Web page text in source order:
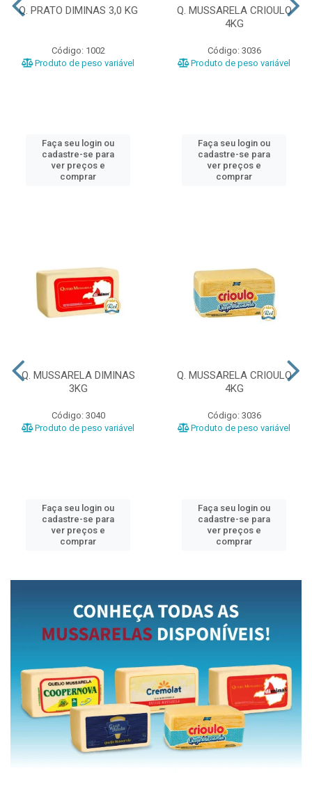
Q. PRATO DIMINAS 3,0 KG
Código: 1002
Produto de peso variável
Faça seu login ou
cadastre-se para
ver preços e
comprar
Q. MUSSARELA CRIOULO
4KG
Código: 3036
Produto de peso variável
Faça seu login ou
cadastre-se para
ver preços e
comprar
Q. MUSSARELA DIMINAS
3KG
Código: 3040
Produto de peso variável
Faça seu login ou
cadastre-se para
ver preços e
comprar
Q. MUSSARELA CRIOULO
4KG
Código: 3036
Produto de peso variável
Faça seu login ou
cadastre-se para
ver preços e
comprar